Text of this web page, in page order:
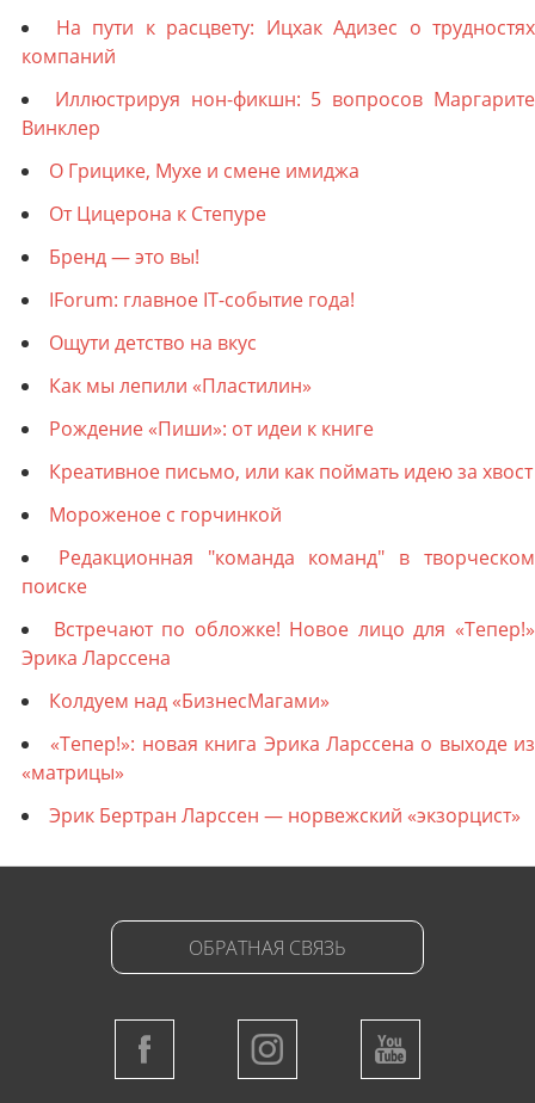
На пути к расцвету: Ицхак Адизес о трудностях
компаний
Иллюстрируя нон-фикшн: 5 вопросов Маргарите
Винклер
О Грицике, Мухе и смене имиджа
От Цицерона к Степуре
Бренд — это вы!
IForum: главное IT-событие года!
Ощути детство на вкус
Как мы лепили «Пластилин»
Рождение «Пиши»: от идеи к книге
Креативное письмо, или как поймать идею за хвост
Мороженое с горчинкой
Редакционная "команда команд" в творческом
поиске
Встречают по обложке! Новое лицо для «Тепер!»
Эрика Ларссена
Колдуем над «БизнесМагами»
«Тепер!»: новая книга Эрика Ларссена о выходе из
«матрицы»
Эрик Бертран Ларссен — норвежский «экзорцист»
ОБРАТНАЯ СВЯЗЬ